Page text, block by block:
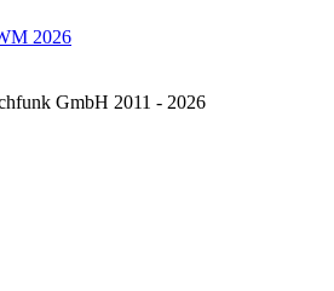
2026
GmbH 2011 - 2026